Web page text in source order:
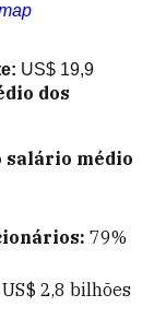
US$ 19,9
dos
salário médio
79%
US$ 2,8 bilhões